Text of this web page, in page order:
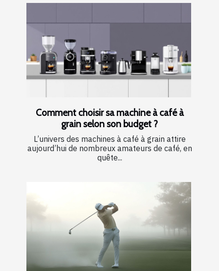
Comment choisir sa machine à café à
grain selon son budget ?
L’univers des machines à café à grain attire
aujourd’hui de nombreux amateurs de café, en
quête...